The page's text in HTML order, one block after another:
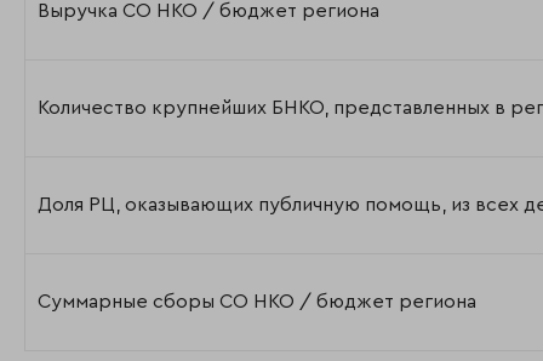
Выручка СО НКО / бюджет региона
Количество крупнейших БНКО, представленных в
Доля РЦ, оказывающих публичную помощь, из всех
Суммарные сборы СО НКО / бюджет региона